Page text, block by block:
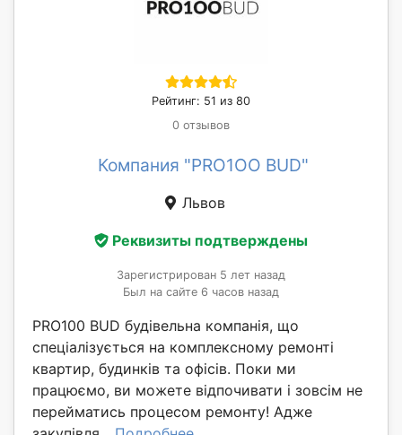
Рейтинг: 51 из 80
0 отзывов
Компания "PRO1OO BUD"
Львов
Реквизиты подтверждены
Зарегистрирован 5 лет назад
Был на сайте 6 часов назад
PRO100 BUD будівельна компанія, що
спеціалізується на комплексному ремонті
квартир, будинків та офісів. Поки ми
працюємо, ви можете відпочивати і зовсім не
перейматись процесом ремонту! Адже